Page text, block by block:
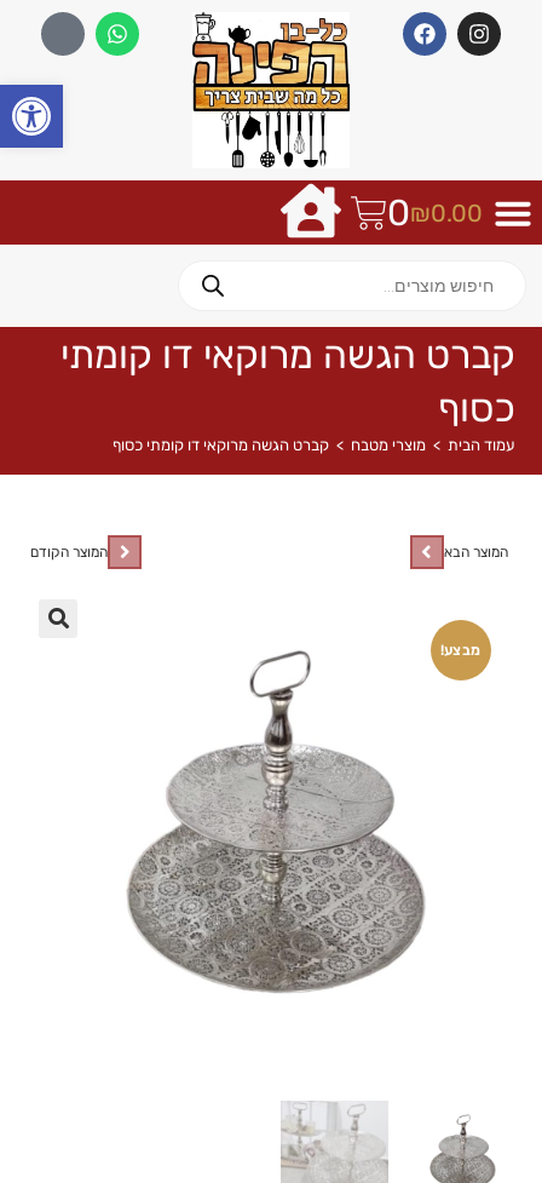
₪0.00
0
קברט הגשה מרוקאי דו קומתי
כסוף
עמוד הבית > מוצרי מטבח > קברט הגשה מרוקאי דו קומתי כסוף
מבצע!
המוצר הקודם המוצר הבא